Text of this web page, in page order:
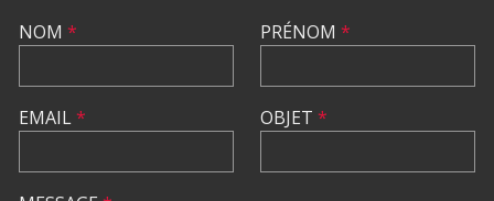
NOM *
EMAIL*
PRÉNOM *
OBJET *